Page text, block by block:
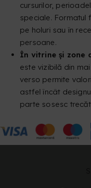
cursurilor,
speciale.
pe holuri sau în
persoane.
În vitrine și zone
este vizibilă din
verso permite
astfel încât
parte sosesc